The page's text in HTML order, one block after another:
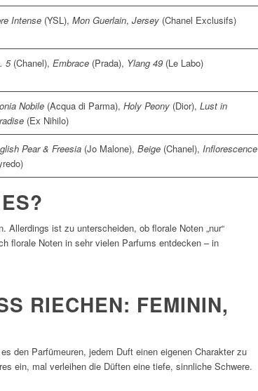
Intense (YSL), Mon Guerlain, Jersey (Chanel Exclusifs)
5(Chanel), Embrace (Prada), Ylang 49 (Le Labo)
Nobile (Acqua di Parma), Holy Peony (Dior), Lust in
(Ex Nihilo)
Pear & Freesia (Jo Malone), Beige (Chanel), Inflorescence
ist zu unterscheiden, ob florale Noten „nur“
florale Noten in sehr vielen Parfums entdecken – in
RIECHEN: FEMININ, F
den Parfümeuren, jedem Duft einen eigenen Charakter zu
ein, mal verleihen die Düften eine tiefe, sinnliche Schwere.